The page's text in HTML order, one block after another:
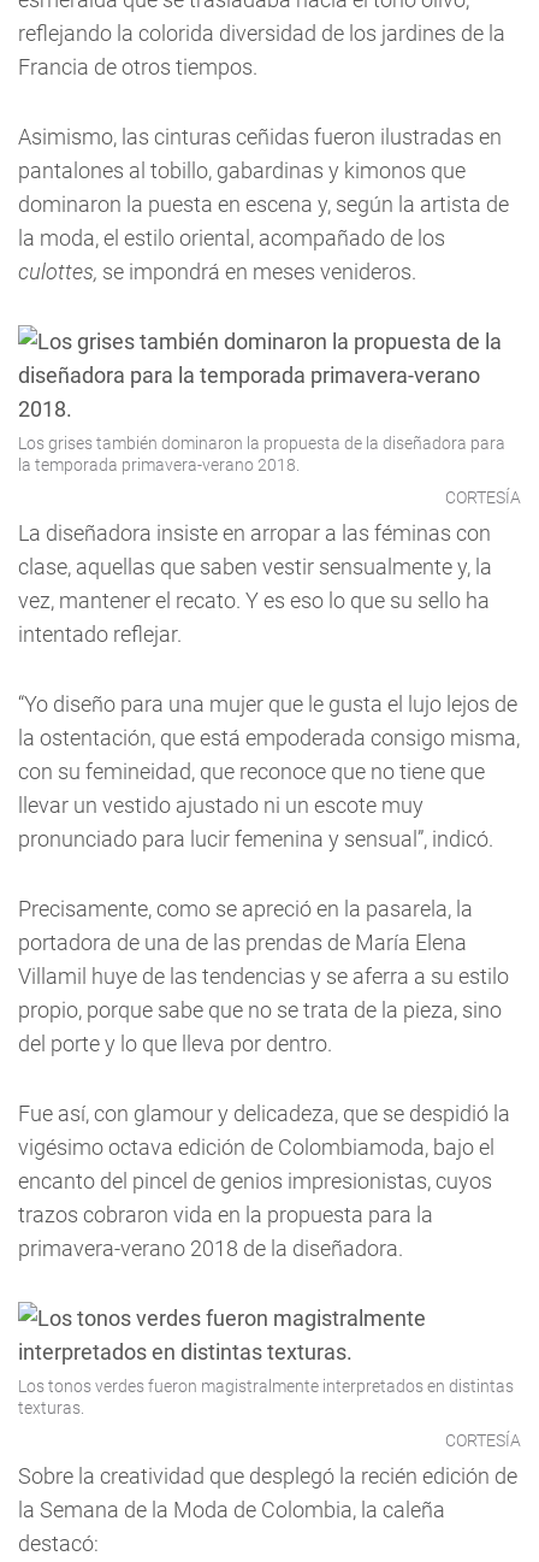
reflejando la colorida diversidad de los jardines de la
Francia de otros tiempos.
Asimismo, las cinturas ceñidas fueron ilustradas en
pantalones al tobillo, gabardinas y kimonos que
dominaron la puesta en escena y, según la artista de
la moda, el estilo oriental, acompañado de los
culottes, se impondrá en meses venideros.
Los grises también dominaron la propuesta de la diseñadora para
la temporada primavera-verano 2018.
CORTESÍA
La diseñadora insiste en arropar a las féminas con
clase, aquellas que saben vestir sensualmente y, la
vez, mantener el recato. Y es eso lo que su sello ha
intentado reflejar.
“Yo diseño para una mujer que le gusta el lujo lejos de
la ostentación, que está empoderada consigo misma,
con su femineidad, que reconoce que no tiene que
llevar un vestido ajustado ni un escote muy
pronunciado para lucir femenina y sensual”, indicó.
Precisamente, como se apreció en la pasarela, la
portadora de una de las prendas de María Elena
Villamil huye de las tendencias y se aferra a su estilo
propio, porque sabe que no se trata de la pieza, sino
del porte y lo que lleva por dentro.
Fue así, con glamour y delicadeza, que se despidió la
vigésimo octava edición de Colombiamoda, bajo el
encanto del pincel de genios impresionistas, cuyos
trazos cobraron vida en la propuesta para la
primavera-verano 2018 de la diseñadora.
Los tonos verdes fueron magistralmente interpretados en distintas
texturas.
CORTESÍA
Sobre la creatividad que desplegó la recién edición de
la Semana de la Moda de Colombia, la caleña
destacó: